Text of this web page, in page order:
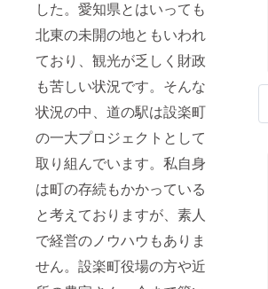
した。愛知県とはいっても
北東の未開の地ともいわれ
ており、観光が乏しく財政
も苦しい状況です。そんな
状況の中、道の駅は設楽町
の一大プロジェクトとして
取り組んでいます。私自身
は町の存続もかかっている
と考えておりますが、素人
で経営のノウハウもありま
せん。設楽町役場の方や近